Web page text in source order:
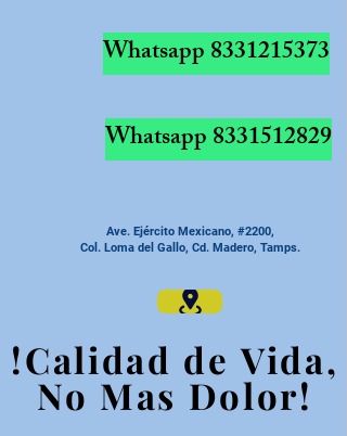
Whatsapp8331215373
Whatsapp8331512829
Ave. Ejército Mexicano, #2200,
Col. Loma del Gallo, Cd. Madero, Tamps.
!Calidad de Vida,
No Mas Dolor!
!Calidad de Vida,
No Mas Dolor!